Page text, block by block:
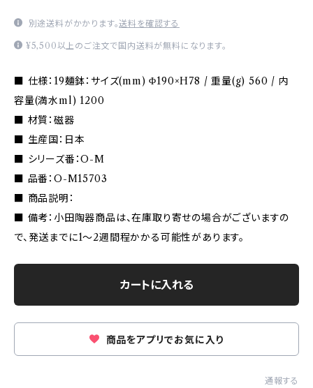
別途送料がかかります。送料を確認する
¥5,500以上のご注文で国内送料が無料になります。
■ 仕様：19麺鉢：サイズ(mm) Φ190×H78 / 重量(g) 560 / 内
容量(満水ml) 1200
■ 材質：磁器
■ 生産国：日本
■ シリーズ番：O-M
■ 品番：O-M15703
■ 商品説明：
■ 備考：小田陶器商品は、在庫取り寄せの場合がございますの
で、発送までに1〜2週間程かかる可能性があります。
カートに入れる
商品をアプリでお気に入り
通報する